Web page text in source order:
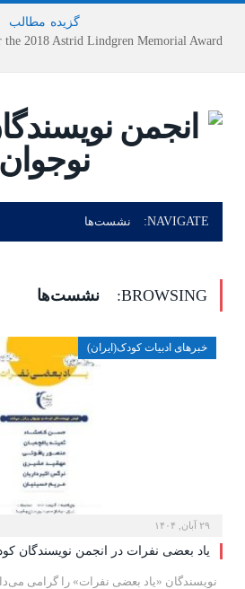
گزیده مطالب
NAVIGATE: نشست‌ها
BROWSING: نشست‌ها
خبرهای ادبیات کودک(ایران)
۲۹ آبان, ۱۴۰۴
یاد بعضی نفرات در انجمن نویسندگان
نویسندگان «یاد بعضی نفرات» را گرامی